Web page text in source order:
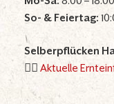
So- & Feiertag:
Selberpflücken
👉🏼Aktuelle